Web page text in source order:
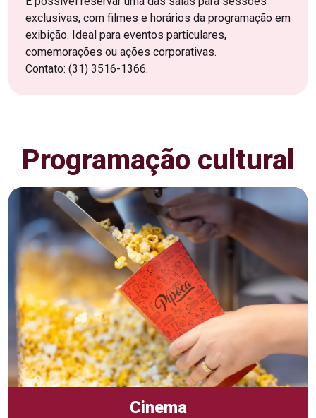
exclusivas, com filmes e horários da programação em
exibição. Ideal para eventos particulares,
comemorações ou ações corporativas.
Contato: (31) 3516-1366.
Programação cultural
Cinema